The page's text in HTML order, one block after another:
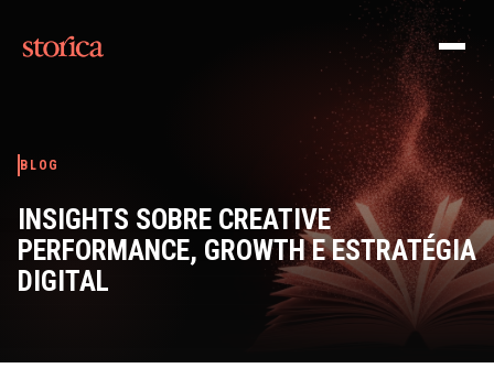
BLOG
INSIGHTS SOBRE CREATIVE
PERFORMANCE, GROWTH E ESTRATÉGIA
DIGITAL